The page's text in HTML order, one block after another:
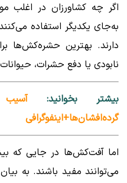
اگر چه کشاورزان در اغلب
به‌جای یکدیگر استفاده
دارند. بهترین حشره‌کش‌ها
نابودی یا دفع حشرات،
بیشتر بخوانید:
گرده‌افشان‌ها+اینفوگرافی
اما آفت‌کش‌ها در جایی که
می‌توانند مفید باشند. به